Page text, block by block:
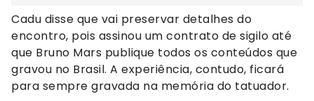
Cadu disse que vai preservar detalhes do
encontro, pois assinou um contrato de sigilo até
que Bruno Mars publique todos os conteúdos que
gravou no Brasil. A experiência, contudo, ficará
para sempre gravada na memória do tatuador.